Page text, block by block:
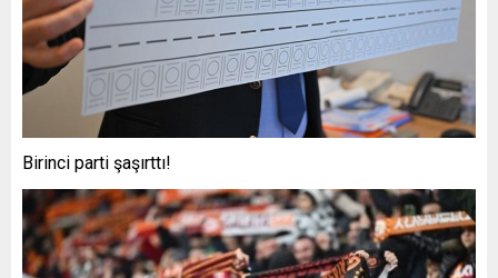
Birinci parti şaşırttı!